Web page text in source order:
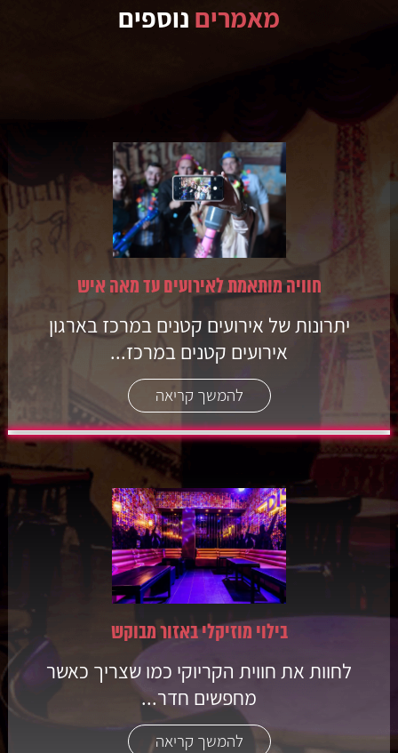
מאמרים נוספים
חוויה מותאמת לאירועים עד מאה איש
יתרונות של אירועים קטנים במרכז בארגון
אירועים קטנים במרכז...
להמשך קריאה
בילוי מוזיקלי באזור מבוקש
לחוות את חווית הקריוקי כמו שצריך כאשר
מחפשים חדר...
להמשך קריאה